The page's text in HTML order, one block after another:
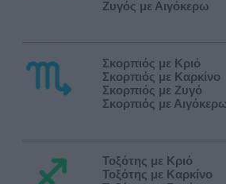
Ζυγός με Αιγόκερω
Σκορπιός με Κριό
Σκορπιός με Καρκίνο
Σκορπιός με Ζυγό
Σκορπιός με
Τοξότης με Κριό
Τοξότης με Καρκίνο